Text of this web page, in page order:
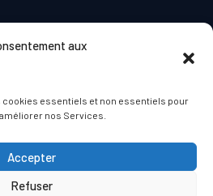
aux
cookies essentiels et non essentiels pour
nos Services.
Accepter
Refuser
2023. Tous droits réservés.